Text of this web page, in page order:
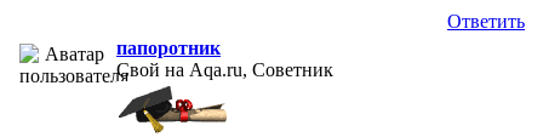
Ответить
папоротник
Свой на Aqa.ru, Советник